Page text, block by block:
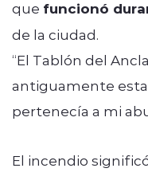
que funcionó
de la ciudad.
“El Tablón del
antiguamente
pertenecía a mi
El incendio